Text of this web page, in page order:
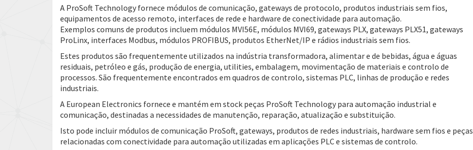
A ProSoft Technology fornece módulos de comunicação, gateways de protocolo, produtos industriais sem fios,
equipamentos de acesso remoto, interfaces de rede e hardware de conectividade para automação.
Exemplos comuns de produtos incluem módulos MVI56E, módulos MVI69, gateways PLX, gateways PLX51, gateways
ProLinx, interfaces Modbus, módulos PROFIBUS, produtos EtherNet/IP e rádios industriais sem fios.
Estes produtos são frequentemente utilizados na indústria transformadora, alimentar e de bebidas, água e águas
residuais, petróleo e gás, produção de energia, utilities, embalagem, movimentação de materiais e controlo de
processos. São frequentemente encontrados em quadros de controlo, sistemas PLC, linhas de produção e redes
industriais.
A European Electronics fornece e mantém em stock peças ProSoft Technology para automação industrial e
comunicação, destinadas a necessidades de manutenção, reparação, atualização e substituição.
Isto pode incluir módulos de comunicação ProSoft, gateways, produtos de redes industriais, hardware sem fios e peças
relacionadas com conectividade para automação utilizadas em aplicações PLC e sistemas de controlo.